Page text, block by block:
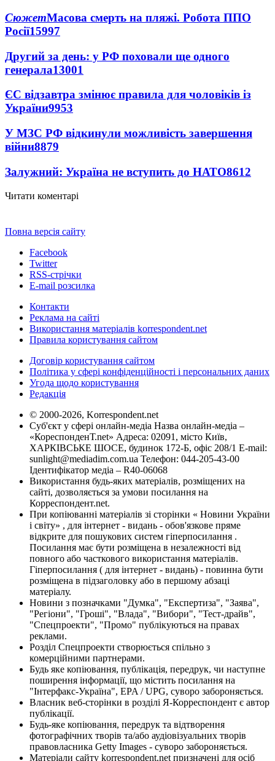
СюжетМасова смерть на пляжі. Робота ППО
Росії15997
Другий за день: у РФ поховали ще одного
генерала13001
ЄС відзавтра змінює правила для чоловіків із
України9953
У МЗС РФ відкинули можливість завершення
війни8879
Залужний: Україна не вступить до НАТО8612
Читати коментарі
Повна версія сайту
Facebook
Twitter
RSS-стрічки
E-mail розсилка
Контакти
Реклама на сайті
Використання матеріалів korrespondent.net
Правила користування сайтом
Договір користування сайтом
Політика у сфері конфіденційності і персональних даних
Угода щодо користування
Редакція
© 2000-2026, Korrespondent.net
Суб'єкт у сфері онлайн-медіа Назва онлайн-медіа –
«КореспонденТ.net» Адреса: 02091, місто Київ,
ХАРКІВСЬКЕ ШОСЕ, будинок 172-Б, офіс 208/1 E-mail:
sunlight@mediadim.com.ua Телефон: 044-205-43-00
Ідентифікатор медіа – R40-06068
Використання будь-яких матеріалів, розміщених на
сайті, дозволяється за умови посилання на
Корреспондент.net.
При копіюванні матеріалів зі сторінки « Новини України
і світу» , для інтернет - видань - обов'язкове пряме
відкрите для пошукових систем гіперпосилання .
Посилання має бути розміщена в незалежності від
повного або часткового використання матеріалів.
Гіперпосилання ( для інтернет - видань) - повинна бути
розміщена в підзаголовку або в першому абзаці
матеріалу.
Новини з позначками "Думка", "Експертиза", "Заява",
"Регіони", "Гроші", "Влада", "Вибори", "Тест-драйв",
"Спецпроекти", "Промо" публікуються на правах
реклами.
Розділ Спецпроекти створюється спільно з
комерційними партнерами.
Будь яке копіювання, публікація, передрук, чи наступне
поширення інформації, що містить посилання на
"Інтерфакс-Україна", EPA / UPG, суворо забороняється.
Власник веб-сторінки в розділі Я-Корреспондент є автор
публікації.
Будь-яке копіювання, передрук та відтворення
фотографічних творів та/або аудіовізуальних творів
правовласника Getty Images - суворо забороняється.
Матеріали сайту korrespondent.net призначені для осіб